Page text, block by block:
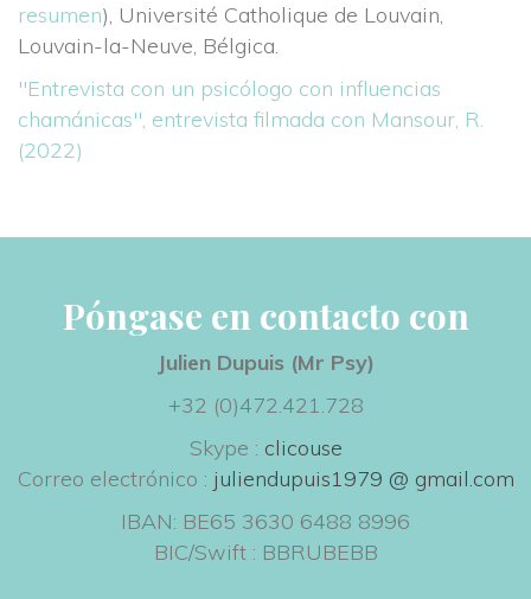
resumen), Université Catholique de Louvain,
Louvain-la-Neuve, Bélgica.
"Entrevista con un psicólogo con influencias
chamánicas", entrevista filmada con Mansour, R.
(2022)
Póngase en contacto con
Julien Dupuis (Mr Psy)
+32 (0)472.421.728
Skype : clicouse
Correo electrónico : juliendupuis1979 @ gmail.com
IBAN: BE65 3630 6488 8996
BIC/Swift : BBRUBEBB